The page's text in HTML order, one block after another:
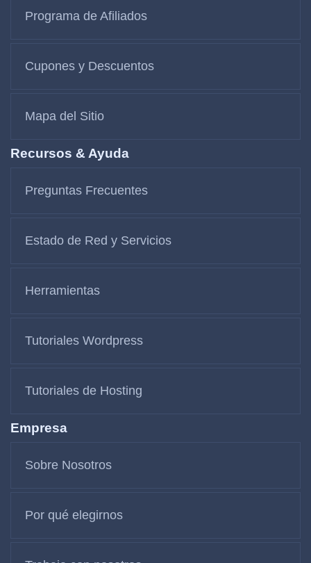
Programa de Afiliados
Cupones y Descuentos
Mapa del Sitio
Recursos & Ayuda
Preguntas Frecuentes
Estado de Red y Servicios
Herramientas
Tutoriales Wordpress
Tutoriales de Hosting
Empresa
Sobre Nosotros
Por qué elegirnos